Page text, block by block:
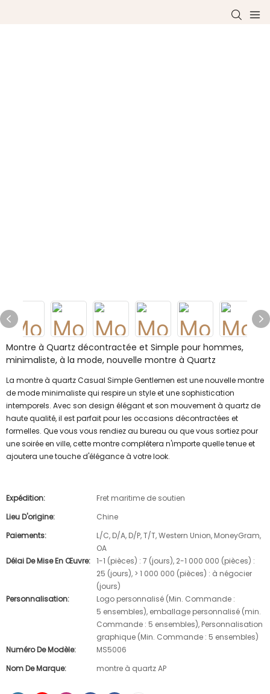
Montre à Quartz décontractée et Simple pour hommes,
minimaliste, à la mode, nouvelle montre à Quartz
La montre à quartz Casual Simple Gentlemen est une nouvelle montre
de mode minimaliste qui respire un style et une sophistication
intemporels. Avec son design élégant et son mouvement à quartz de
haute qualité, il est parfait pour les occasions décontractées et
formelles. Que vous vous rendiez au bureau ou que vous sortiez pour
une soirée en ville, cette montre complétera n'importe quelle tenue et
ajoutera une touche d'élégance à votre look.
Expédition:
Fret maritime de soutien
Lieu D'origine:
Chine
Paiements:
L/C, D/A, D/P, T/T, Western Union, MoneyGram,
OA
Délai De Mise En Œuvre: 1-1 (pièces) : 7 (jours), 2-1 000 000 (pièces) :
25 (jours), > 1 000 000 (pièces) : à négocier
(jours)
Personnalisation:
Logo personnalisé (Min. Commande :
5 ensembles), emballage personnalisé (min.
Commande : 5 ensembles), Personnalisation
graphique (Min. Commande : 5 ensembles)
Numéro De Modèle:
MS5006
Nom De Marque:
montre à quartz AP